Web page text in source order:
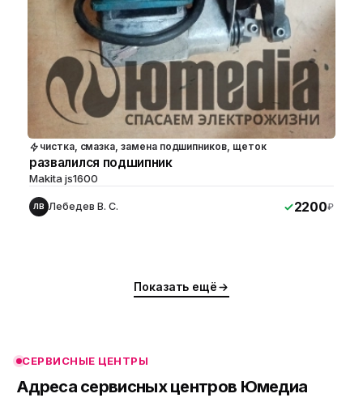
чистка, смазка, замена подшипников, щеток
развалился подшипник
Makita js1600
ЛВ Лебедев В. С. 2200₽
Показать ещё
СЕРВИСНЫЕ ЦЕНТРЫ
Адреса сервисных центров Юмедиа
ю